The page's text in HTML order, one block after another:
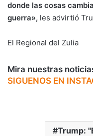
donde las cosas
guerra», les advirtió
El Regional del Zulia
Mira nuestras
SIGUENOS EN
Trump: